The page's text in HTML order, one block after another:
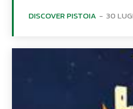
DISCOVER PISTOIA - 30